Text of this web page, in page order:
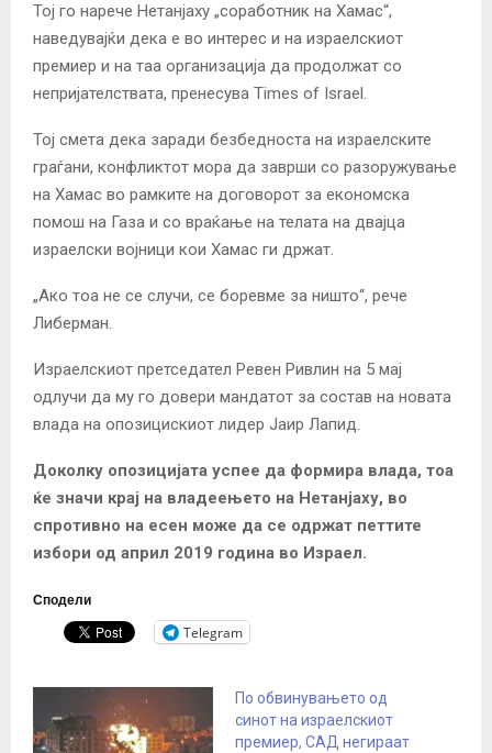
Тој го нарече Нетанјаху „соработник на Хамас“,
наведувајќи дека е во интерес и на израелскиот
премиер и на таа организација да продолжат со
непријателствата, пренесува Times of Israel.
Тој смета дека заради безбедноста на израелските
граѓани, конфликтот мора да заврши со разоружување
на Хамас во рамките на договорот за економска
помош на Газа и со враќање на телата на двајца
израелски војници кои Хамас ги држат.
„Ако тоа не се случи, се боревме за ништо“, рече
Либерман.
Израелскиот претседател Ревен Ривлин на 5 мај
одлучи да му го довери мандатот за состав на новата
влада на опозицискиот лидер Јаир Лапид.
Доколку опозицијата успее да формира влада, тоа
ќе значи крај на владеењето на Нетанјаху, во
спротивно на есен може да се одржат петтите
избори од април 2019 година во Израел.
Сподели
Telegram
По обвинувањето од
синот на израелскиот
премиер, САД негираат